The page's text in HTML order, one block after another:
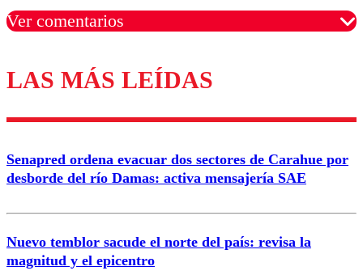
Ver comentarios
Los comentarios son moderados para garantizar un
diálogo respetuoso.
Nombre
Correo
LAS MÁS LEÍDAS
Senapred ordena evacuar dos sectores de Carahue por
desborde del río Damas: activa mensajería SAE
Nuevo temblor sacude el norte del país: revisa la
magnitud y el epicentro